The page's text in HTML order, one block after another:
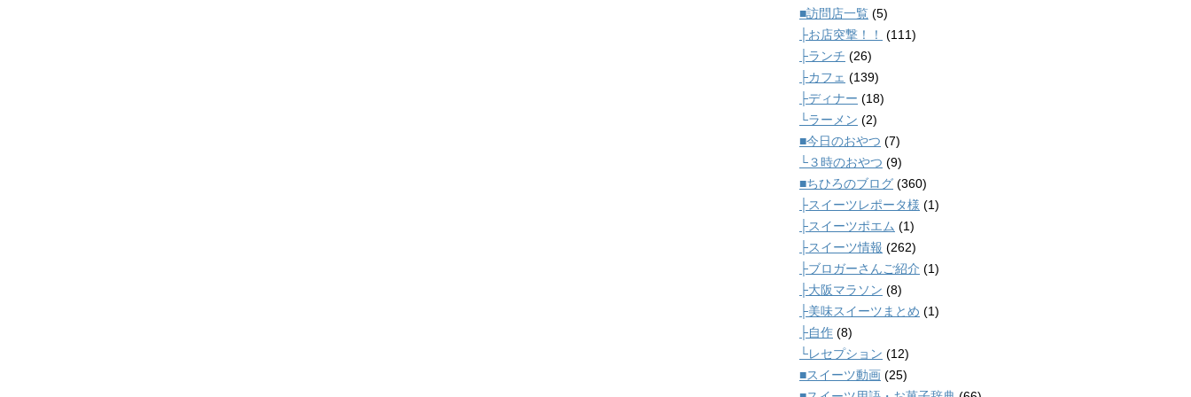
■訪問店一覧 (5)
├お店突撃！！
(111)
├ランチ (26)
├カフェ (139)
├ディナー (18)
└ラーメン (2)
■今日のおやつ (7)
└３時のおやつ (9)
■ちひろのブログ (360)
├スイーツレポータ様 (1)
├スイーツポエム (1)
├スイーツ情報 (262)
├ブロガーさんご紹介 (1)
├大阪マラソン (8)
├美味スイーツまとめ (1)
├自作 (8)
└レセプション (12)
■スイーツ動画 (25)